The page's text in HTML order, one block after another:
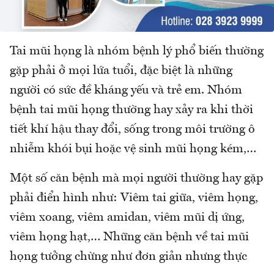
Tai mũi họng là nhóm bệnh lý phổ biến thường
gặp phải ở mọi lứa tuổi, đặc biệt là những
người có sức đề kháng yếu và trẻ em. Nhóm
bệnh tai mũi họng thường hay xảy ra khi thời
tiết khí hậu thay đổi, sống trong môi trường ô
nhiễm khói bụi hoặc vệ sinh mũi họng kém,…
Một số căn bệnh mà mọi người thường hay gặp
phải điển hình như: Viêm tai giữa, viêm họng,
viêm xoang, viêm amidan, viêm mũi dị ứng,
viêm họng hạt,… Những căn bệnh về tai mũi
họng tưởng chừng như đơn giản nhưng thực